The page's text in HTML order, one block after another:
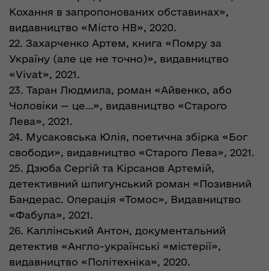
Кохання в запропонованих обставинах»,
видавництво «Місто НВ», 2020.
22. Захарченко Артем, книга «Помру за
Україну (але це не точно)», видавництво
«Vivat», 2021.
23. Таран Людмила, роман «Айвенко, або
Чоловіки — це…», видавництво «Старого
Лева», 2021.
24. Мусаковська Юлія, поетична збірка «Бог
свободи», видавництво «Старого Лева», 2021.
25. Дзюба Сергій та Кірсанов Артемій,
детективний шпигунський роман «Позивний
Бандерас. Операція «Томос», Видавництво
«Фабула», 2021.
26. Каплінський Антон, документальний
детектив «Англо-українські «містерії»,
видавництво «Політехніка», 2020.